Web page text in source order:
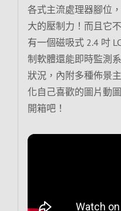
各式主流處理器腳位
大的壓制力！而且它
有一個磁吸式 2.4 吋
制軟體還能即時監測
狀況，內附多種佈景
化自己喜歡的圖片動
開箱吧！